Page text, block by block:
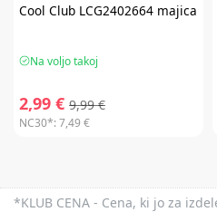
Cool ClubLCG2402664 majica
Na voljo takoj
2,99 € 9,99 €
NC30*:7,49 €
*KLUB CENA - Cena, ki jo za